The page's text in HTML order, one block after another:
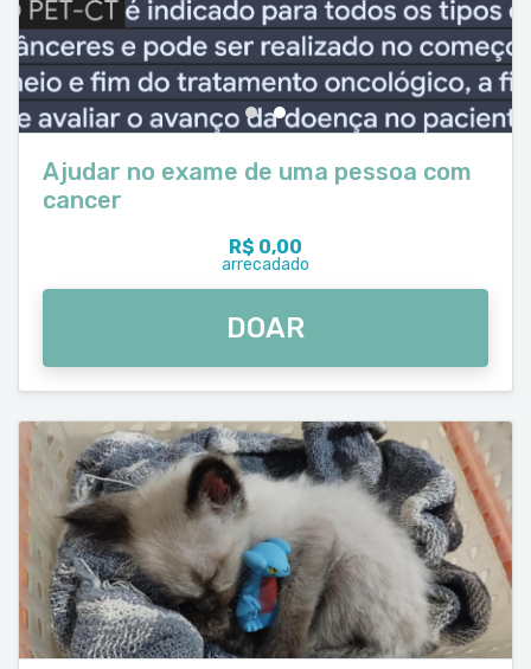
Ajudar no exame de uma pessoa com
cancer
R$ 0,00
arrecadado
DOAR